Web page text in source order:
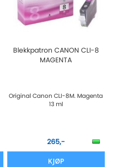
Blekkpatron CANON CLI-8
MAGENTA
Original Canon CLI-8M. Magenta
13 ml
265,-
KJØP